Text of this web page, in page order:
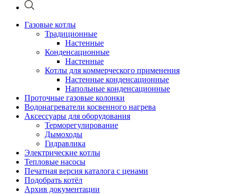
Газовые котлы
Традиционные
Настенные
Конденсационные
Настенные
Котлы для коммерческого применения
Настенные конденсационные
Напольные конденсационные
Проточные газовые колонки
Водонагреватели косвенного нагрева
Аксессуары для оборудования
Терморегулирование
Дымоходы
Гидравлика
Электрические котлы
Тепловые насосы
Печатная версия каталога с ценами
Подобрать котёл
Архив документации